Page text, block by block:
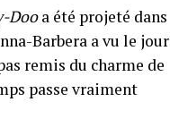
Dooa été projeté dans
Barbera a vu le jour
remis du charme de
passe vraiment